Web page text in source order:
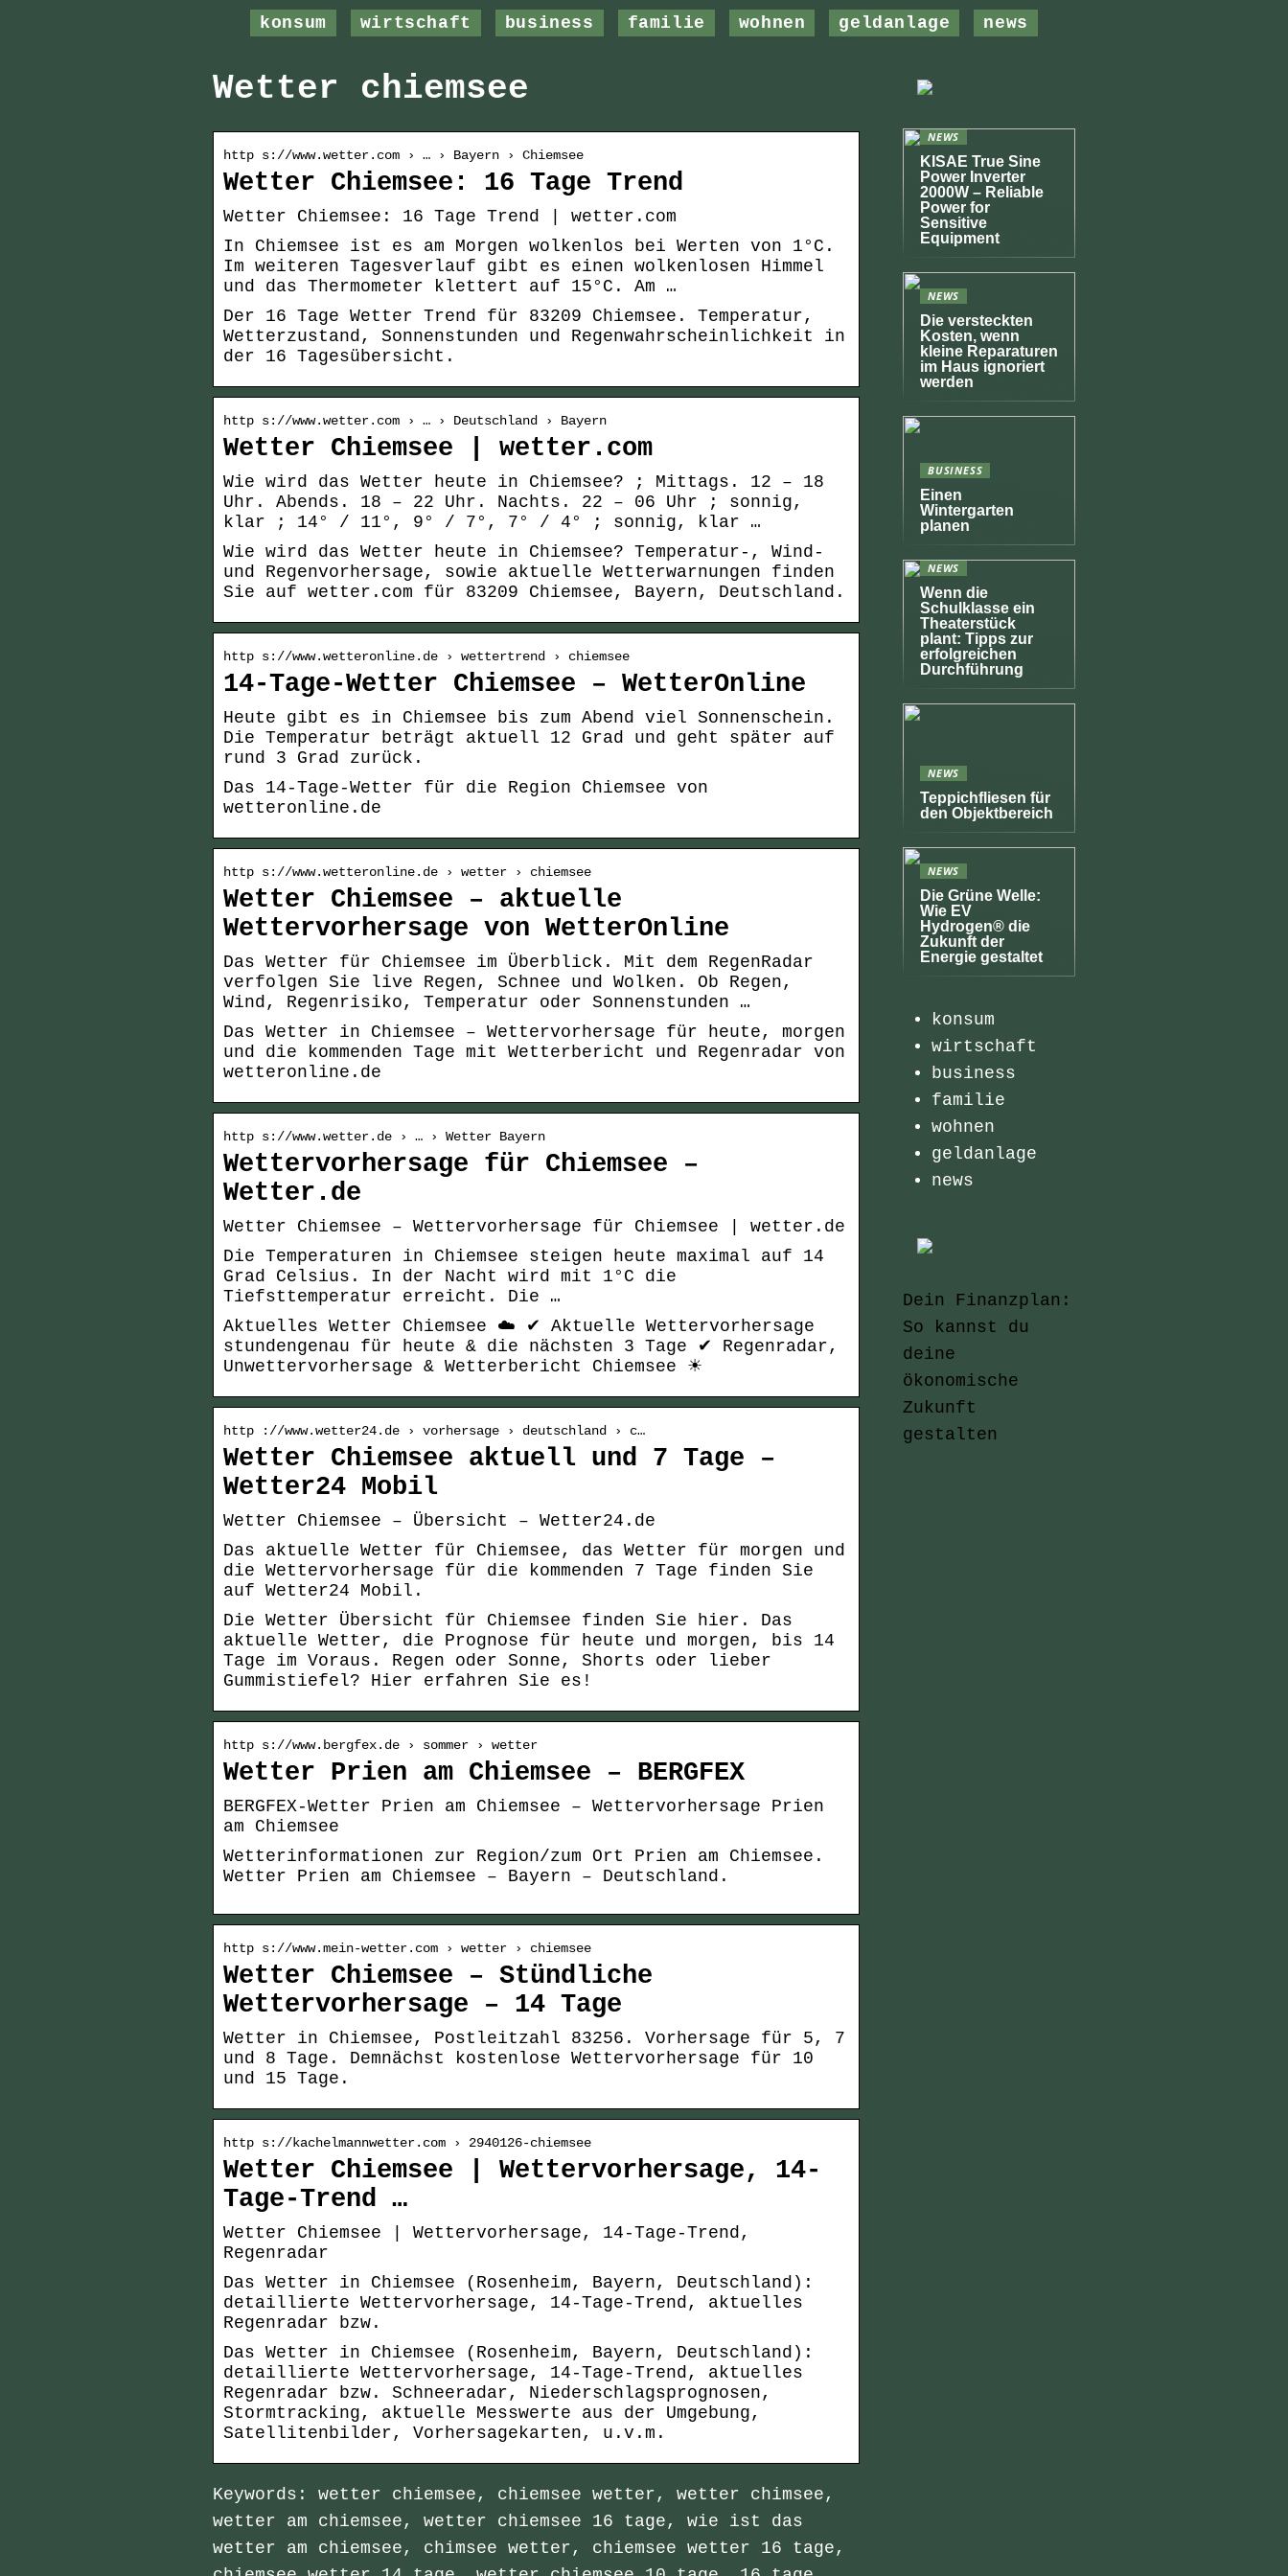
konsum wirtschaft business familie wohnen geldanlage news
Wetter chiemsee
http s://www.wetter.com › … › Bayern › Chiemsee
Wetter Chiemsee: 16 Tage Trend
Wetter Chiemsee: 16 Tage Trend | wetter.com
In Chiemsee ist es am Morgen wolkenlos bei Werten von 1°C.
Im weiteren Tagesverlauf gibt es einen wolkenlosen Himmel
und das Thermometer klettert auf 15°C. Am …
Der 16 Tage Wetter Trend für 83209 Chiemsee. Temperatur,
Wetterzustand, Sonnenstunden und Regenwahrscheinlichkeit in
der 16 Tagesübersicht.
http s://www.wetter.com › … › Deutschland › Bayern
Wetter Chiemsee | wetter.com
Wie wird das Wetter heute in Chiemsee? ; Mittags. 12 – 18
Uhr. Abends. 18 – 22 Uhr. Nachts. 22 – 06 Uhr ; sonnig,
klar ; 14° / 11°, 9° / 7°, 7° / 4° ; sonnig, klar …
Wie wird das Wetter heute in Chiemsee? Temperatur-, Wind-
und Regenvorhersage, sowie aktuelle Wetterwarnungen finden
Sie auf wetter.com für 83209 Chiemsee, Bayern, Deutschland.
http s://www.wetteronline.de › wettertrend › chiemsee
14-Tage-Wetter Chiemsee – WetterOnline
Heute gibt es in Chiemsee bis zum Abend viel Sonnenschein.
Die Temperatur beträgt aktuell 12 Grad und geht später auf
rund 3 Grad zurück.
Das 14-Tage-Wetter für die Region Chiemsee von
wetteronline.de
http s://www.wetteronline.de › wetter › chiemsee
Wetter Chiemsee – aktuelle
Wettervorhersage von WetterOnline
Das Wetter für Chiemsee im Überblick. Mit dem RegenRadar
verfolgen Sie live Regen, Schnee und Wolken. Ob Regen,
Wind, Regenrisiko, Temperatur oder Sonnenstunden …
Das Wetter in Chiemsee – Wettervorhersage für heute, morgen
und die kommenden Tage mit Wetterbericht und Regenradar von
wetteronline.de
http s://www.wetter.de › … › Wetter Bayern
Wettervorhersage für Chiemsee –
Wetter.de
Wetter Chiemsee – Wettervorhersage für Chiemsee | wetter.de
Die Temperaturen in Chiemsee steigen heute maximal auf 14
Grad Celsius. In der Nacht wird mit 1°C die
Tiefsttemperatur erreicht. Die …
Aktuelles Wetter Chiemsee ☁️ ✔ Aktuelle Wettervorhersage
stundengenau für heute & die nächsten 3 Tage ✔ Regenradar,
Unwettervorhersage & Wetterbericht Chiemsee ☀
http ://www.wetter24.de › vorhersage › deutschland › c…
Wetter Chiemsee aktuell und 7 Tage –
Wetter24 Mobil
Wetter Chiemsee – Übersicht – Wetter24.de
Das aktuelle Wetter für Chiemsee, das Wetter für morgen und
die Wettervorhersage für die kommenden 7 Tage finden Sie
auf Wetter24 Mobil.
Die Wetter Übersicht für Chiemsee finden Sie hier. Das
aktuelle Wetter, die Prognose für heute und morgen, bis 14
Tage im Voraus. Regen oder Sonne, Shorts oder lieber
Gummistiefel? Hier erfahren Sie es!
http s://www.bergfex.de › sommer › wetter
Wetter Prien am Chiemsee – BERGFEX
BERGFEX-Wetter Prien am Chiemsee – Wettervorhersage Prien
am Chiemsee
Wetterinformationen zur Region/zum Ort Prien am Chiemsee.
Wetter Prien am Chiemsee – Bayern – Deutschland.
http s://www.mein-wetter.com › wetter › chiemsee
Wetter Chiemsee – Stündliche
Wettervorhersage – 14 Tage
Wetter in Chiemsee, Postleitzahl 83256. Vorhersage für 5, 7
und 8 Tage. Demnächst kostenlose Wettervorhersage für 10
und 15 Tage.
http s://kachelmannwetter.com › 2940126-chiemsee
Wetter Chiemsee | Wettervorhersage, 14-
Tage-Trend …
Wetter Chiemsee | Wettervorhersage, 14-Tage-Trend,
Regenradar
Das Wetter in Chiemsee (Rosenheim, Bayern, Deutschland):
detaillierte Wettervorhersage, 14-Tage-Trend, aktuelles
Regenradar bzw.
Das Wetter in Chiemsee (Rosenheim, Bayern, Deutschland):
detaillierte Wettervorhersage, 14-Tage-Trend, aktuelles
Regenradar bzw. Schneeradar, Niederschlagsprognosen,
Stormtracking, aktuelle Messwerte aus der Umgebung,
Satellitenbilder, Vorhersagekarten, u.v.m.
Keywords: wetter chiemsee, chiemsee wetter, wetter chimsee,
wetter am chiemsee, wetter chiemsee 16 tage, wie ist das
wetter am chiemsee, chimsee wetter, chiemsee wetter 16 tage,
NEWS
KISAE True Sine
Power Inverter
2000W – Reliable
Power for
Sensitive
Equipment
NEWS
Die versteckten
Kosten, wenn
kleine Reparaturen
im Haus ignoriert
werden
BUSINESS
Einen
Wintergarten
planen
NEWS
Wenn die
Schulklasse ein
Theaterstück
plant: Tipps zur
erfolgreichen
Durchführung
NEWS
Teppichfliesen für
den Objektbereich
NEWS
Die Grüne Welle:
Wie EV
Hydrogen® die
Zukunft der
Energie gestaltet
konsum
wirtschaft
business
familie
wohnen
geldanlage
news
Dein Finanzplan:
So kannst du
deine
ökonomische
Zukunft
gestalten